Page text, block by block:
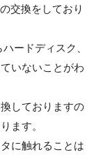
交換をしており
ードディスク、
いないことがわ
しておりますの
ます。
に触れることは